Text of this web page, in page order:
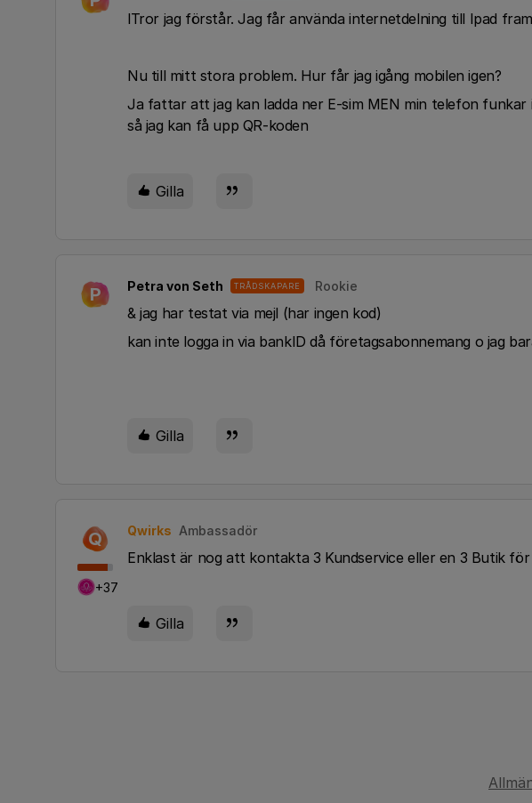
lTror jag förstår. Jag får använda internetdelning till Ipad
Nu till mitt stora problem. Hur får jag igång mobilen igen?
Ja fattar att jag kan ladda ner E-sim MEN min telefon funkar
så jag kan få upp QR-koden
Gilla
P Petra von Seth TRÅDSKAPARE Rookie
& jag har testat via mejl (har ingen kod)
kan inte logga in via bankID då företagsabonnemang o jag
Gilla
Q
+37
Qwirks Ambassadör
Enklast är nog att kontakta 3 Kundservice eller en 3 Butik
Gilla